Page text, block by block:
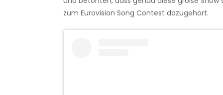
zum Eurovision Song Contest dazugehört.